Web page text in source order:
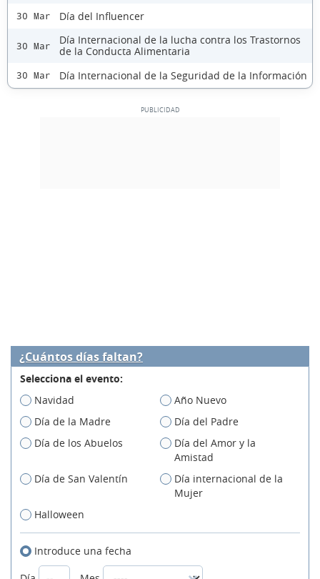
30 Mar Día del Influencer
30 Mar
Día Internacional de la lucha contra los Trastornos
de la Conducta Alimentaria
30 Mar Día Internacional de la Seguridad de la Información
¿Cuántos días faltan?
Selecciona el evento:
Navidad
Año Nuevo
Día de la Madre
Día del Padre
Día de los Abuelos
Día del Amor y la
Amistad
Día de San Valentín
Día internacional de la
Mujer
Halloween
Introduce una fecha